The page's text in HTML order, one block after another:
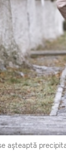
aşteaptă